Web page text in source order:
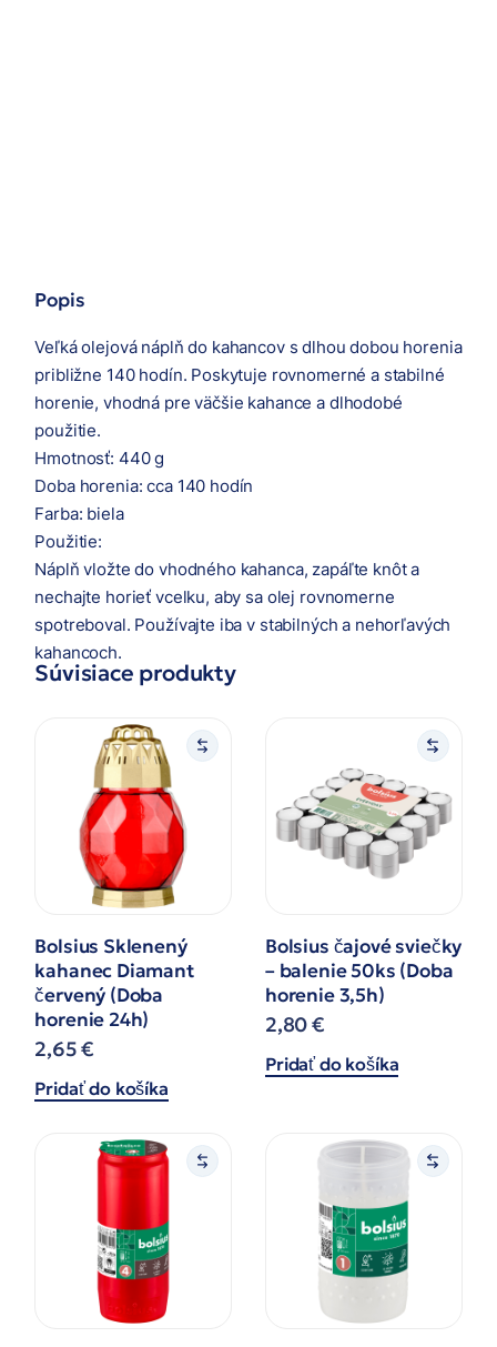
Popis
Veľká olejová náplň do kahancov s dlhou dobou horenia
približne 140 hodín. Poskytuje rovnomerné a stabilné
horenie, vhodná pre väčšie kahance a dlhodobé
použitie.
Hmotnosť: 440 g
Doba horenia: cca 140 hodín
Farba: biela
Použitie:
Náplň vložte do vhodného kahanca, zapáľte knôt a
nechajte horieť vcelku, aby sa olej rovnomerne
spotreboval. Používajte iba v stabilných a nehorľavých
kahancoch.
Súvisiace produkty
Bolsius Sklenený
kahanec Diamant
červený (Doba
horenie 24h)
2,65€
Pridať do košíka
Bolsius čajové sviečky
– balenie 50ks (Doba
horenie 3,5h)
2,80€
Pridať do košíka